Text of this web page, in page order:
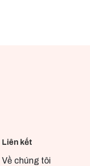
Liên kết
Về chúng tôi